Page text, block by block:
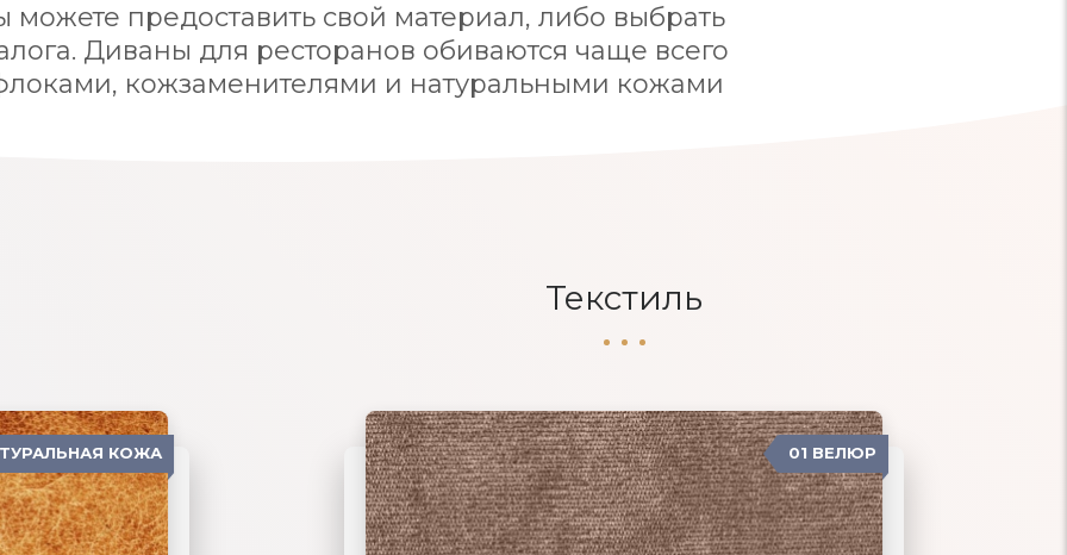
можете предоставить свой материал, либо выбрать
Диваны для ресторанов обиваются чаще всего
кожзаменителями и натуральными кожами
КОЖА
02 ЭКОКОЖА
Текстиль
06 ЖАККАРД 01 ВЕЛЮР
02 РОГОЖКА
03 ФЛОК